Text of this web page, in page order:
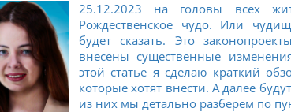
25.12.2023 на головы всех
Рождественское чудо. Или
будет сказать. Это
внесены существенные
этой статье я сделаю краткий
которые хотят внести. А далее
из них мы детально разберем по